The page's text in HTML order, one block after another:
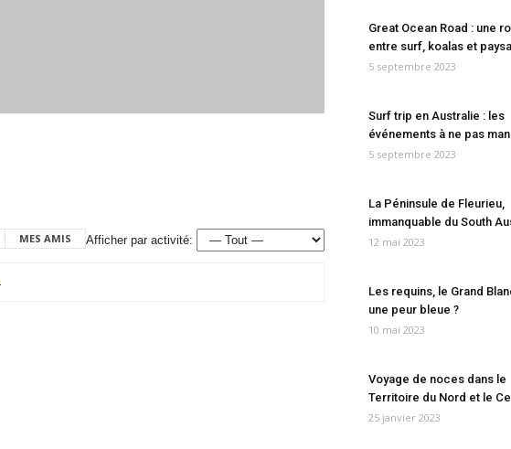
MES AMIS Afficher par activité:
Great Ocean Road : une
entre surf, koalas et
5 septembre 2023
Surf trip en Australie : les
événements à ne pas
5 septembre 2023
La Péninsule de Fleurieu,
immanquable du South
12 mai 2023
Les requins, le Grand
une peur bleue ?
10 mai 2023
Voyage de noces dans le
Territoire du Nord et le
25 janvier 2023